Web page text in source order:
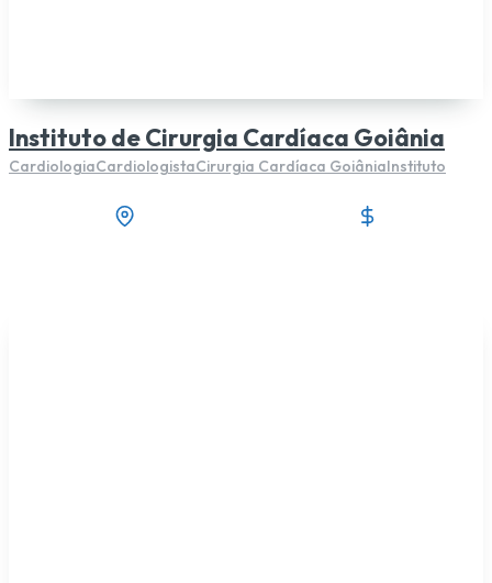
Instituto de Cirurgia Cardíaca Goiânia
CardiologiaCardiologistaCirurgia Cardíaca GoiâniaInstituto